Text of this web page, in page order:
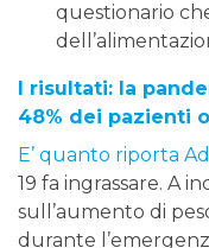
questionario
I risultati: la
48% dei pazienti
E’ quanto riporta
19 fa ingrassare. A
sull’aumento di
durante